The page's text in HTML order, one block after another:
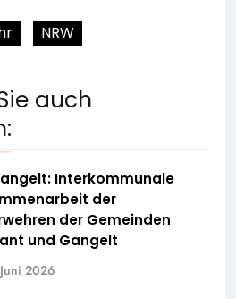
NRW
auch
Interkommunale
der
der Gemeinden
und Gangelt
2026